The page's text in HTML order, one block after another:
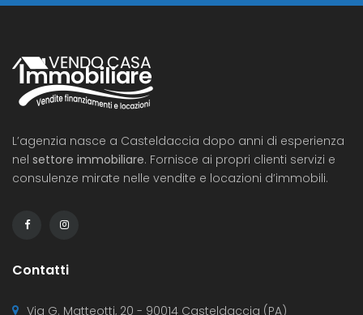
L’agenzia nasce a Casteldaccia dopo anni di esperienza
nel settore immobiliare. Fornisce ai propri clienti servizi e
consulenze mirate nelle vendite e locazioni d’immobili.
Contatti
Via G. Matteotti, 20 - 90014 Casteldaccia (PA)